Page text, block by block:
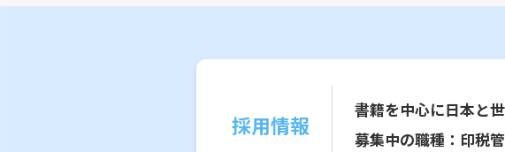
採用情報
書籍を中心に日本と
募集中の職種：印税